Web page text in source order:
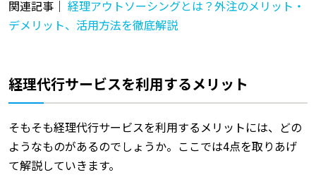
関連記事｜ 経理アウトソーシングとは？外注のメリット・
デメリット、活用方法を徹底解説
経理代行サービスを利用するメリット
そもそも経理代行サービスを利用するメリットには、どの
ようなものがあるのでしょうか。ここでは4点を取りあげ
て解説していきます。